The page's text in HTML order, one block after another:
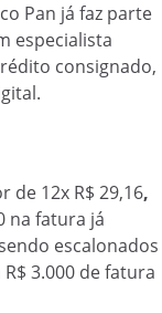
Pan já faz parte
especialista
consignado,
de 12x R$ 29,16,
na fatura já
escalonados
3.000 de fatura